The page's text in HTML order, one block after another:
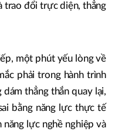
trao đổi trực diện, thẳng
một phút yếu lòng về
phải trong hành trình
thẳng thắn quay lại,
bằng năng lực thực tế
lực nghề nghiệp và